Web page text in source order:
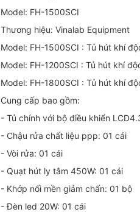
Model: FH-1500SCI
Thương hiệu: Vinalab Equipment
Model: FH-1500SCI : Tủ hút khí
Model: FH-1200SCI : Tủ hút khí
Model: FH-1800SCI : Tủ hút khí
Cung cấp bao gồm:
- Tủ chính với bộ điều khiển
- Chậu rửa chất liệu ppp: 01 cái
- Vòi rửa: 01 cái
- Quạt hút ly tâm 450W: 01 cái
- Khớp nối mền giảm chấn: 01 bộ
- Đèn led 20W: 01 cái